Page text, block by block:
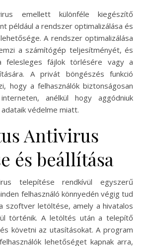
emellett különféle kiegészítő
például a rendszer optimalizálása és
A rendszer optimalizálása
a számítógép teljesítményét, és
felesleges fájlok törlésére vagy a
A privát böngészés funkció
hogy a felhasználók biztonságosan
anélkül hogy aggódniuk
védelme miatt.
Antivirus
és beállítása
telepítése rendkívül egyszerű
felhasználó könnyedén végig tud
szoftver letöltése, amely a hivatalos
történik. A letöltés után a telepítő
követni az utasításokat. A program
lehetőséget kapnak arra,